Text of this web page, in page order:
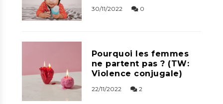
30/11/2022 0
Pourquoi les femmes
ne partent pas ? (TW:
Violence conjugale)
22/11/2022 2